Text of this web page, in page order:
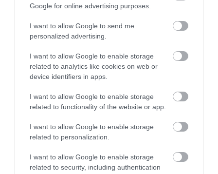
Google for online advertising purposes.
I want to allow Google to send me
personalized advertising.
I want to allow Google to enable storage
related to analytics like cookies on web or
device identifiers in apps.
I want to allow Google to enable storage
related to functionality of the website or app.
I want to allow Google to enable storage
related to personalization.
I want to allow Google to enable storage
related to security, including authentication
În plus, dacă cineva are alergii sau o infecție, șansele